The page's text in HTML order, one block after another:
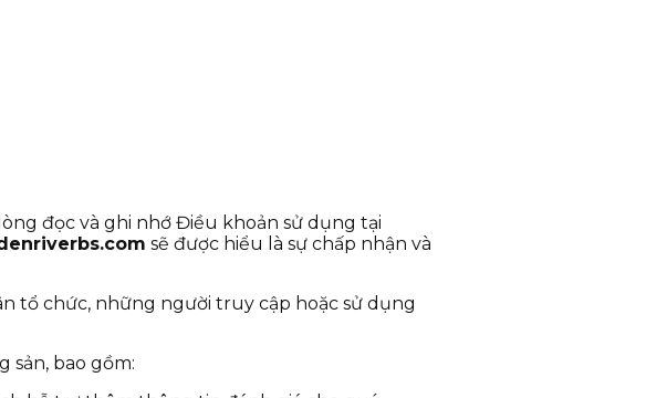
đọc và ghi nhớ Điều khoản sử dụng tại
sẽ được hiểu là sự chấp nhận và
tổ chức, những người truy cập hoặc sử dụng
sản, bao gồm: